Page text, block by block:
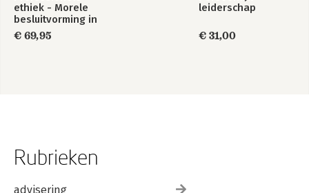
ethiek - Morele
besluitvorming in
organisaties en
professies
€ 69,95
leiderschap
€ 31,00
Rubrieken
advisering